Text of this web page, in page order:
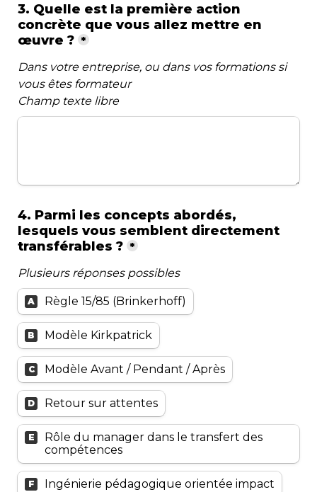
3. Quelle est la première action
concrète que vous allez mettre en
œuvre ? *
Dans votre entreprise, ou dans vos formations si
vous êtes formateur
Champ texte libre
4. Parmi les concepts abordés,
lesquels vous semblent directement
transférables ? *
Plusieurs réponses possibles
A Règle 15/85 (Brinkerhoff)
B Modèle Kirkpatrick
C Modèle Avant / Pendant / Après
D Retour sur attentes
E
Rôle du manager dans le transfert des
compétences
F Ingénierie pédagogique orientée impact